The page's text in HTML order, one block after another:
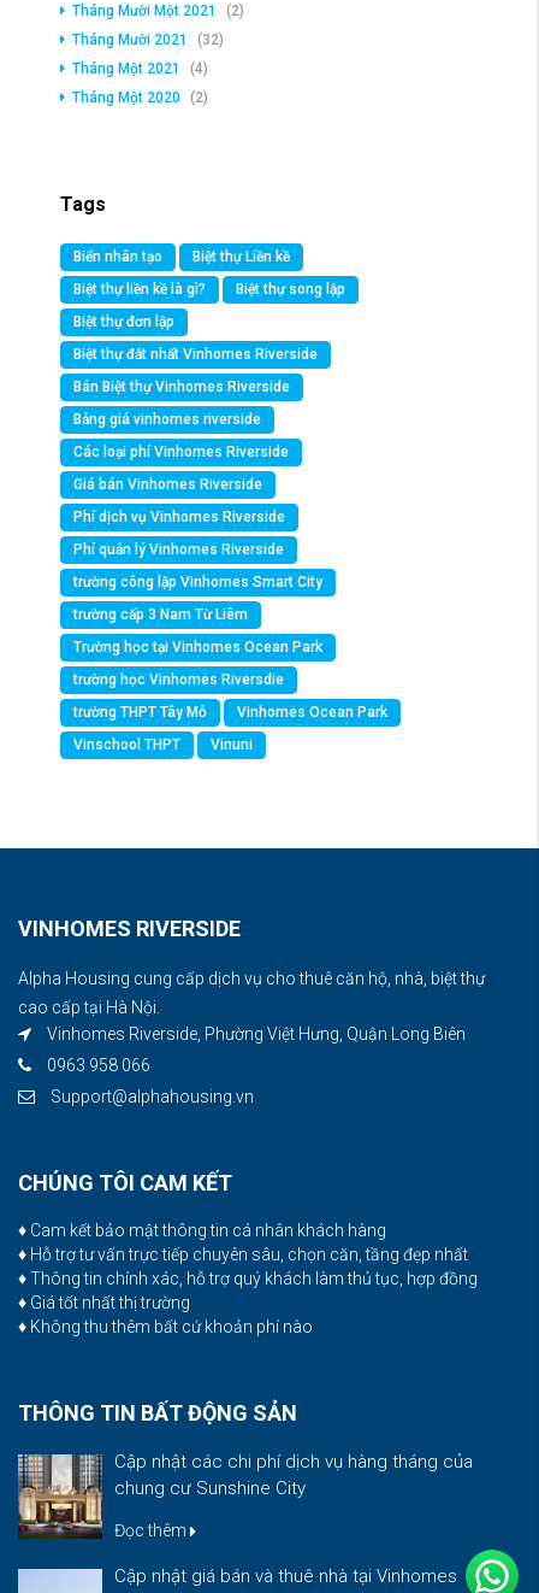
Tháng Mười Một 2021
(2)
Tháng Mười 2021
(32)
Tháng Một 2021
(4)
Tháng Một 2020 (2)
Tags
Biển nhân tạo
Biệt thự Liền kề
Biệt thự liền kề là gì?
Biệt thự song lập
Biệt thự đơn lập
Biệt thự đắt nhất Vinhomes Riverside
Bán Biệt thự Vinhomes Riverside
Bảng giá vinhomes riverside
Các loại phí Vinhomes Riverside
Giá bán Vinhomes Riverside
Phí dịch vụ Vinhomes Riverside
Phí quản lý Vinhomes Riverside
trường công lập Vinhomes Smart City
trường cấp 3 Nam Từ Liêm
Trường học tại Vinhomes Ocean Park
trường học Vinhomes Riversdie
trường THPT Tây Mỗ
Vinhomes Ocean Park
Vinschool THPT
Vinuni
VINHOMES RIVERSIDE
Alpha Housing cung cấp dịch vụ cho thuê căn hộ, nhà, biệt thự
cao cấp tại Hà Nội.
Vinhomes Riverside, Phường Việt Hưng, Quận Long Biên
0963 958 066
Support@alphahousing.vn
CHÚNG TÔI CAM KẾT
♦ Cam kết bảo mật thông tin cá nhân khách hàng
♦ Hỗ trợ tư vấn trực tiếp chuyên sâu, chọn căn, tầng đẹp nhất
♦ Thông tin chính xác, hỗ trợ quý khách làm thủ tục, hợp đồng
♦ Giá tốt nhất thị trường
♦ Không thu thêm bất cứ khoản phí nào
THÔNG TIN BẤT ĐỘNG SẢN
Cập nhật các chi phí dịch vụ hàng tháng của
chung cư Sunshine City
Đọc thêm
Cập nhật giá bán và thuê nhà tại Vinhomes